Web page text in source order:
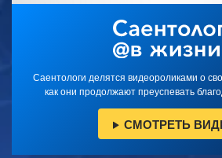
Саентологи делятся видеороликами о
как они продолжают преуспевать
СМОТРЕТЬ